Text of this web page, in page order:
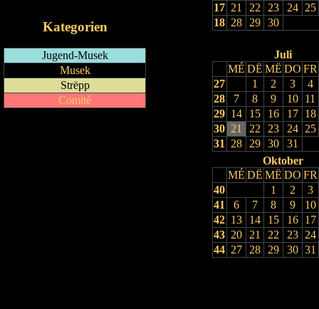
Kategorien
Jugend-Musek
Musek
Strëpp
Comité
17 21 22 23 24
25
18 28 29 30
Juli
MÉ DË MË DO FR
27
1 2 3
4
28
7 8 9 10
11
29 14 15 16 17
18
30 21 22 23 24
25
31
28 29 30
31
Oktober
MÉ DË MË DO FR
40
1 2
3
41
6 7 8 9
10
42 13 14 15 16
17
43 20 21 22 23
24
44 27 28 29 30 31